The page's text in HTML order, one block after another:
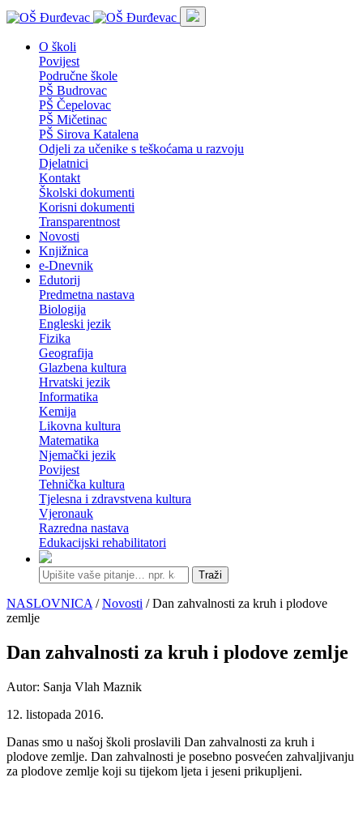
O školi
Povijest
Područne škole
PŠ Budrovac
PŠ Čepelovac
PŠ Mičetinac
PŠ Sirova Katalena
Odjeli za učenike s teškoćama u razvoju
Djelatnici
Kontakt
Školski dokumenti
Korisni dokumenti
Transparentnost
Novosti
Knjižnica
e-Dnevnik
Edutorij
Predmetna nastava
Biologija
Engleski jezik
Fizika
Geografija
Glazbena kultura
Hrvatski jezik
Informatika
Kemija
Likovna kultura
Matematika
Njemački jezik
Povijest
Tehnička kultura
Tjelesna i zdravstvena kultura
Vjeronauk
Razredna nastava
Edukacijski rehabilitatori
Traži
NASLOVNICA /Novosti / Dan zahvalnosti za kruh i plodove
zemlje
Dan zahvalnosti za kruh i plodove zemlje
Autor: Sanja Vlah Maznik
12. listopada 2016.
Danas smo u našoj školi proslavili Dan zahvalnosti za kruh i
plodove zemlje. Dan zahvalnosti je posebno posvećen zahvaljivanju
za plodove zemlje koji su tijekom ljeta i jeseni prikupljeni.